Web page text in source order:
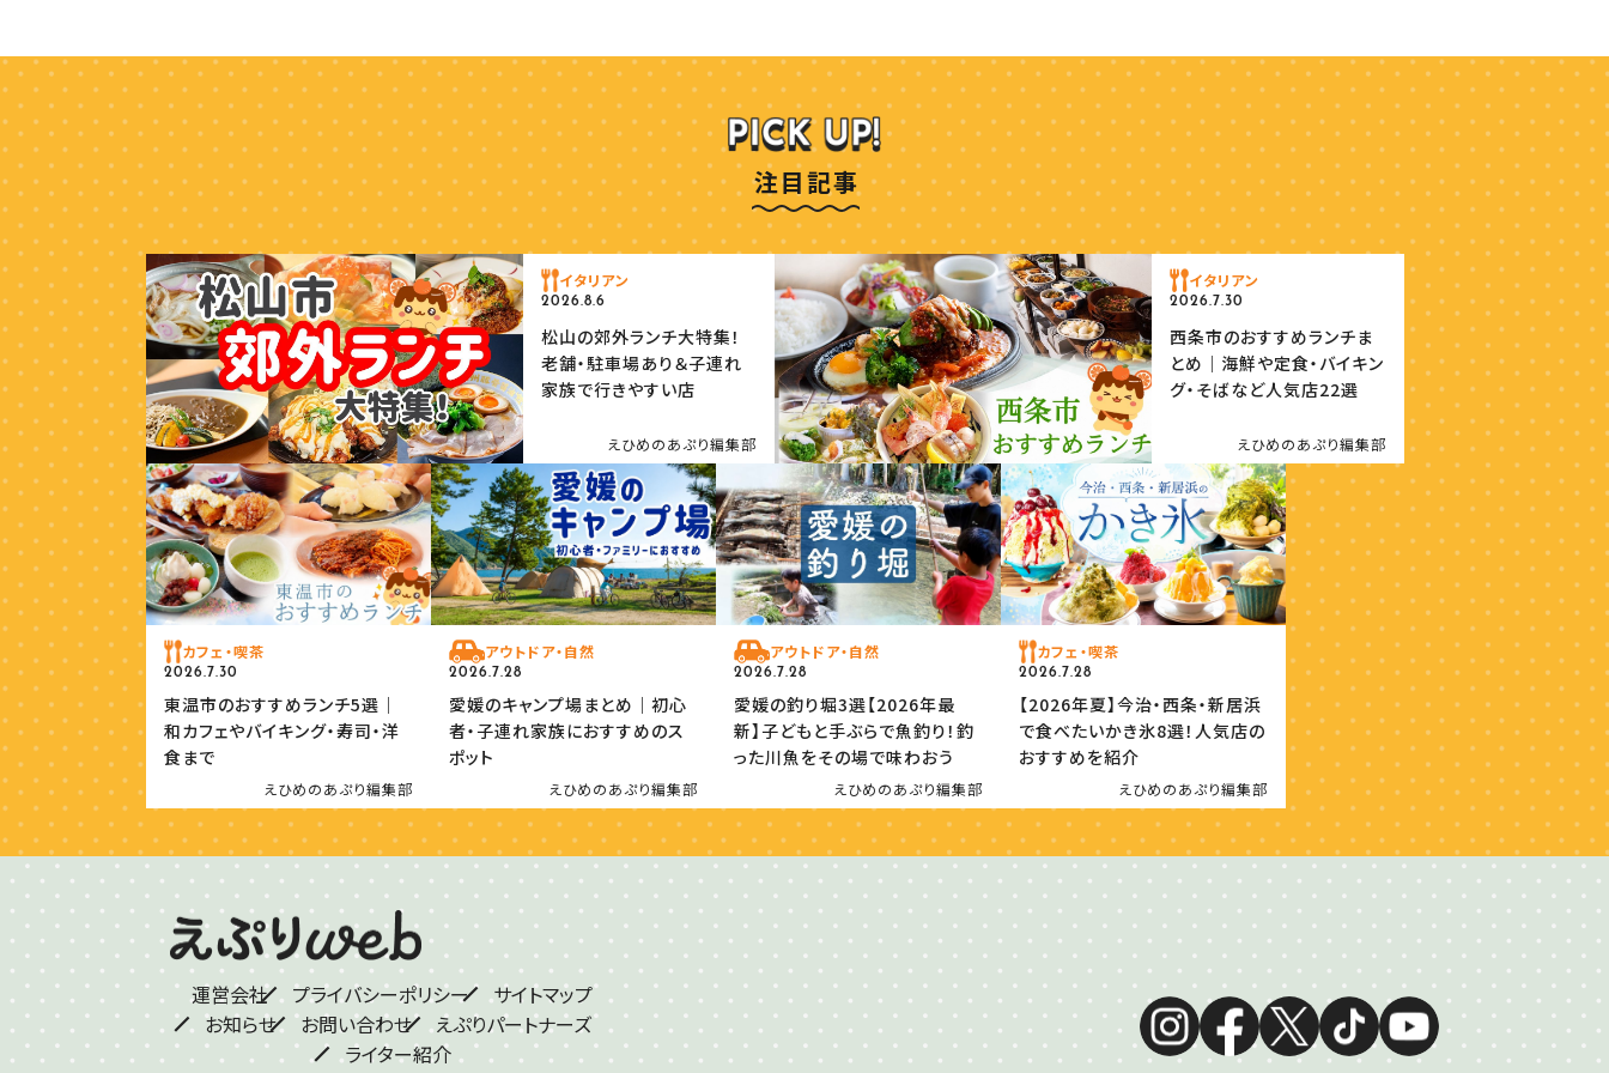
注目記事
イタリアン
2026.8.6
松山の郊外ランチ大特集！
老舗・駐車場あり＆子連れ
家族で行きやすい店
えひめのあぷり編集部
イタリアン
2026.7.30
西条市のおすすめランチま
とめ｜海鮮や定食・バイキン
グ・そばなど人気店22選
えひめのあぷり編集部
カフェ・喫茶
2026.7.30
東温市のおすすめランチ5選｜
和カフェやバイキング・寿司・洋
食まで
えひめのあぷり編集部
アウトドア・自然
2026.7.28
愛媛のキャンプ場まとめ｜初心
者・子連れ家族におすすめのス
ポット
えひめのあぷり編集部
アウトドア・自然
2026.7.28
愛媛の釣り堀3選【2026年最
新】子どもと手ぶらで魚釣り！釣
った川魚をその場で味わおう
えひめのあぷり編集部
カフェ・喫茶
2026.7.28
【2026年夏】今治・西条・新居浜
で食べたいかき氷8選！人気店の
おすすめを紹介
えひめのあぷり編集部
運営会社 プライバシーポリシー
サイトマップ
お知らせ
お問い合わせ
えぷりパートナーズ
ライター紹介